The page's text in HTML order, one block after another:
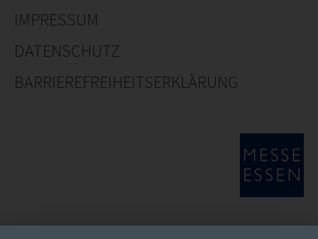
IMPRESSUM
DATENSCHUTZ
BARRIEREFREIHEITSERKLÄRUNG